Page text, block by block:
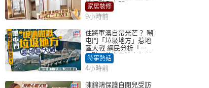
枱櫃融入玄關
家居裝修
9小時前
住將軍澳自帶光芒？ 嘲
屯門「垃圾地方」惹地
區大戰 網民分析「一共
同點」秒息風波｜Juicy
叮
時事熱話
4小時前
陳錦鴻保護自閉兒受訪